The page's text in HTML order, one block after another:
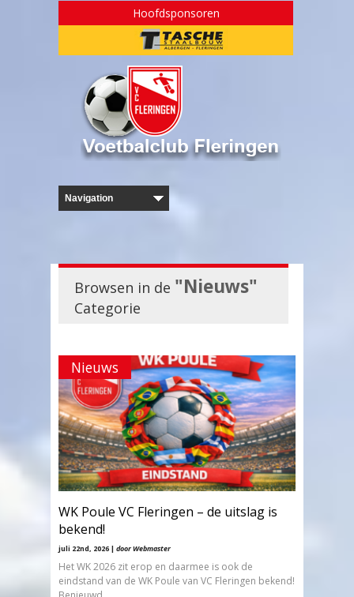
Hoofdsponsoren
Browsen in de "Nieuws"
Categorie
Nieuws
WK Poule VC Fleringen – de uitslag is
bekend!
juli 22nd, 2026 | door Webmaster
Het WK 2026 zit erop en daarmee is ook de
eindstand van de WK Poule van VC Fleringen bekend!